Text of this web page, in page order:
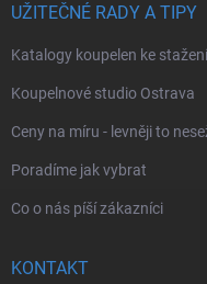
UŽITEČNÉ RADY A TIPY
Katalogy koupelen ke stažení
Koupelnové studio Ostrava
Ceny na míru - levněji to
Poradíme jak vybrat
Co o nás píší zákazníci
KONTAKT